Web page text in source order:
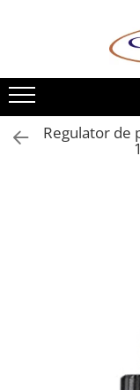
Toate Produsele
Casa si Gradina
Utilaje pentru
Atomizoare si
Drujbe si fierastraie
Masini de tuns iarba
Motosape si
Masini de batut
Regulator de